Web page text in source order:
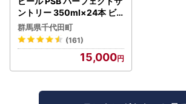
ントリー 350ml×24本 ビ
ール
群馬県千代田町
(161)
15,000